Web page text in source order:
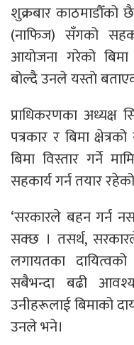
शुक्रबार काठमाडौँको
(नाफिज) सँगको
आयोजना गरेको बिमा
बाेल्दै उनले यस्ताे
प्राधिकरणका अध्यक्ष
पत्रकार र बिमा
बिमा विस्तार गर्ने
सहकार्य गर्न तयार
‘सरकारले बहन गर्न
सक्छ । तसर्थ,
लगायतका
सबैभन्दा बढी
उनीहरूलाई बिमाको
उनले भने।